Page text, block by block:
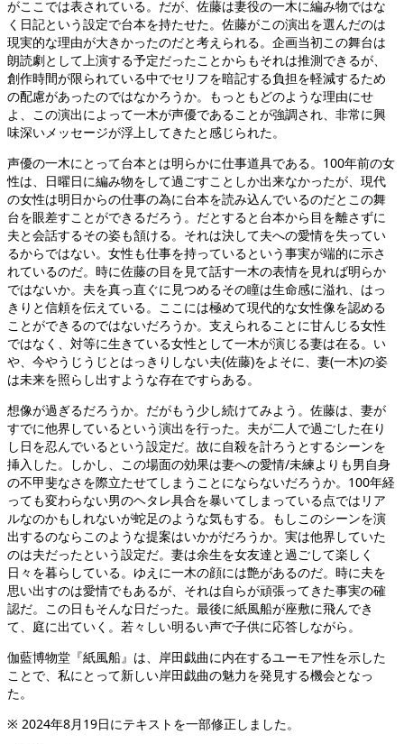
がここでは表されている。だが、佐藤は妻役の一木に編み物ではな
く日記という設定で台本を持たせた。佐藤がこの演出を選んだのは
現実的な理由が大きかったのだと考えられる。企画当初この舞台は
朗読劇として上演する予定だったことからもそれは推測できるが、
創作時間が限られている中でセリフを暗記する負担を軽減するため
の配慮があったのではなかろうか。もっともどのような理由にせ
よ、この演出によって一木が声優であることが強調され、非常に興
味深いメッセージが浮上してきたと感じられた。
声優の一木にとって台本とは明らかに仕事道具である。100年前の女
性は、日曜日に編み物をして過ごすことしか出来なかったが、現代
の女性は明日からの仕事の為に台本を読み込んでいるのだとこの舞
台を眼差すことができるだろう。だとすると台本から目を離さずに
夫と会話するその姿も頷ける。それは決して夫への愛情を失ってい
るからではない。女性も仕事を持っているという事実が端的に示さ
れているのだ。時に佐藤の目を見て話す一木の表情を見れば明らか
ではないか。夫を真っ直ぐに見つめるその瞳は生命感に溢れ、はっ
きりと信頼を伝えている。ここには極めて現代的な女性像を認める
ことができるのではないだろうか。支えられることに甘んじる女性
ではなく、対等に生きている女性として一木が演じる妻は在る。い
や、今やうじうじとはっきりしない夫(佐藤)をよそに、妻(一木)の姿
は未来を照らし出すような存在ですらある。
想像が過ぎるだろうか。だがもう少し続けてみよう。佐藤は、妻が
すでに他界しているという演出を行った。夫が二人で過ごした在り
し日を忍んでいるという設定だ。故に自殺を計ろうとするシーンを
挿入した。しかし、この場面の効果は妻への愛情/未練よりも男自身
の不甲斐なさを際立たせてしまうことにならないだろうか。100年経
っても変わらない男のヘタレ具合を暴いてしまっている点ではリア
ルなのかもしれないが蛇足のような気もする。もしこのシーンを演
出するのならこのような提案はいかがだろうか。実は他界していた
のは夫だったという設定だ。妻は余生を女友達と過ごして楽しく
日々を暮らしている。ゆえに一木の顔には艶があるのだ。時に夫を
思い出すのは愛情でもあるが、それは自らが頑張ってきた事実の確
認だ。この日もそんな日だった。最後に紙風船が座敷に飛んでき
て、庭に出ていく。若々しい明るい声で子供に応答しながら。
伽藍博物堂『紙風船』は、岸田戯曲に内在するユーモア性を示した
ことで、私にとって新しい岸田戯曲の魅力を発見する機会となっ
た。
※ 2024年8月19日にテキストを一部修正しました。